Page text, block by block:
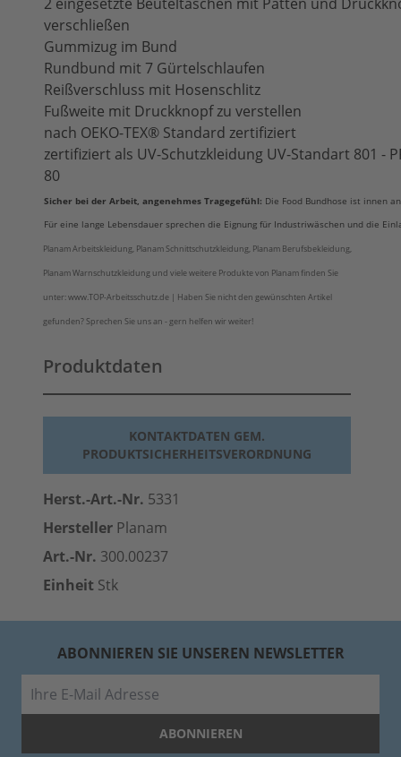
verschließen
Gummizug im Bund
Rundbund mit 7 Gürtelschlaufen
Reißverschluss mit Hosenschlitz
Fußweite mit Druckknopf zu verstellen
nach OEKO-TEX® Standard zertifiziert
zertifiziert als UV-Schutzkleidung UV-Standart 801 -
80
Sicher bei der Arbeit, angenehmes Tragegefühl: Die Food Bundhose ist innen
Für eine lange Lebensdauer sprechen die Eignung für Industriwäschen und die
Planam Arbeitskleidung, Planam Schnittschutzkleidung, Planam Berufsbekleidung,
Planam Warnschutzkleidung und viele weitere Produkte von Planam finden Sie
unter: www.TOP-Arbeitsschutz.de | Haben Sie nicht den gewünschten Artikel
gefunden? Sprechen Sie uns an - gern helfen wir weiter!
Produktdaten
KONTAKTDATEN GEM.
PRODUKTSICHERHEITSVERORDNUNG
Herst.-Art.-Nr. 5331
Hersteller Planam
Art.-Nr. 300.00237
Einheit Stk
ABONNIEREN SIE UNSEREN NEWSLETTER
ABONNIEREN